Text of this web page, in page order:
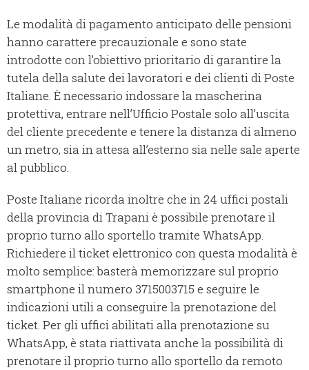
Le modalità di pagamento anticipato delle pensioni
hanno carattere precauzionale e sono state
introdotte con l’obiettivo prioritario di garantire la
tutela della salute dei lavoratori e dei clienti di Poste
Italiane. È necessario indossare la mascherina
protettiva, entrare nell’Ufficio Postale solo all’uscita
del cliente precedente e tenere la distanza di almeno
un metro, sia in attesa all’esterno sia nelle sale aperte
al pubblico.
Poste Italiane ricorda inoltre che in 24 uffici postali
della provincia di Trapani è possibile prenotare il
proprio turno allo sportello tramite WhatsApp.
Richiedere il ticket elettronico con questa modalità è
molto semplice: basterà memorizzare sul proprio
smartphone il numero 3715003715 e seguire le
indicazioni utili a conseguire la prenotazione del
ticket. Per gli uffici abilitati alla prenotazione su
WhatsApp, è stata riattivata anche la possibilità di
prenotare il proprio turno allo sportello da remoto